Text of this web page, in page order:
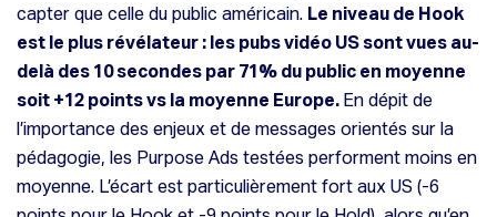
capter que celle du public américain. Le niveau de Hook
est le plus révélateur : les pubs vidéo US sont vues au-
delà des 10 secondes par 71% du public en moyenne
soit +12 points vs la moyenne Europe.En dépit de
l’importance des enjeux et de messages orientés sur la
pédagogie, les Purpose Ads testées performent moins en
moyenne. L’écart est particulièrement fort aux US (-6